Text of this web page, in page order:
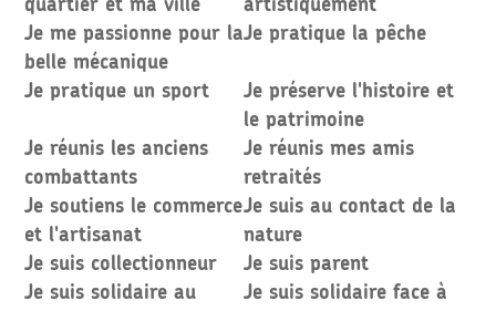
quartier et ma ville
artistiquement
Je me passionne pour la
belle mécanique
Je pratique la pêche
Je pratique un sport
Je préserve l'histoire et
le patrimoine
Je réunis les anciens
combattants
Je réunis mes amis
retraités
Je soutiens le commerce
et l'artisanat
Je suis au contact de la
nature
Je suis collectionneur
Je suis parent
Je suis solidaire au
Je suis solidaire face à